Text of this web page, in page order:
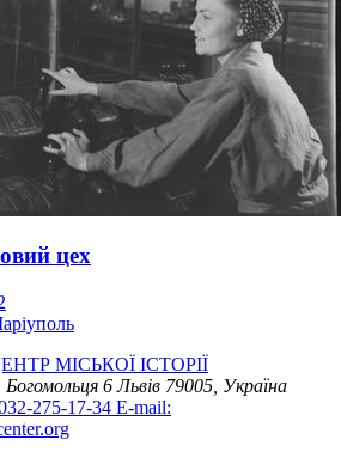
цех
МІСЬКОЇ ІСТОРІЇ
6Львів 79005, Україна
275-17-34 E-mail: